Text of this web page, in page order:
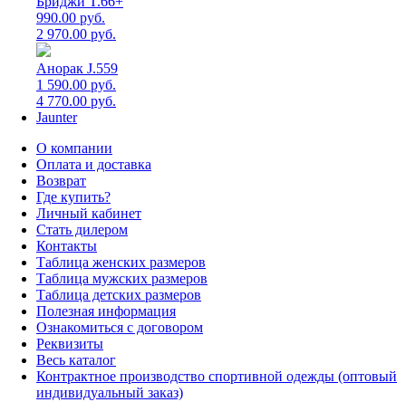
990.00 руб.
2 970.00 руб.
Анорак J.559
1 590.00 руб.
4 770.00 руб.
Jaunter
О компании
Оплата и доставка
Возврат
Где купить?
Личный кабинет
Стать дилером
Контакты
Таблица женских размеров
Таблица мужских размеров
Таблица детских размеров
Полезная информация
Ознакомиться с договором
Реквизиты
Весь каталог
Контрактное производство спортивной одежды (оптовый
индивидуальный заказ)